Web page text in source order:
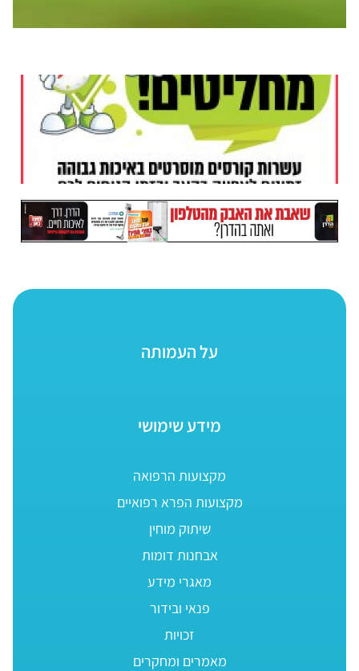
על העמותה
מידע שימושי
מקצועות הרפואה
מקצועות הפרא רפואיים
שיתוק מוחין
אבחנות דומות
מאגרי מידע
פנאי ובידור
זכויות
מאמרים ומחקרים